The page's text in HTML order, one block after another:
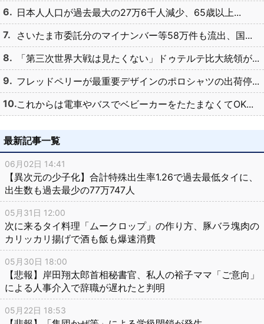
日本人人口が過去最大の27万6千人減少、65歳以上...
さいたま市委託分のマイナンバー等58万件も流出、国...
「第三次世界大戦は見たくない」ドゥテルテ比大統領が...
フレッドペリーが最重要デザインのポロシャツの出荷停...
これからは電車やバスでベビーカーをたたまなくてOK...
最新記事一覧
06月02日 14:41
【異次元の少子化】合計特殊出生率1.26で過去最低タイに、
出生数も過去最少の77万747人
05月31日 12:00
次に来るタイ料理「ムークロップ」の作り方、豚バラ塊肉の
カリッカリ揚げで酒も飯も爆速消費
05月30日 18:00
【悲報】岸田翔太郎首相秘書官、私人の裕子ママ「ご意向」
による人事介入で辞職が遅れたと判明
05月22日 18:53